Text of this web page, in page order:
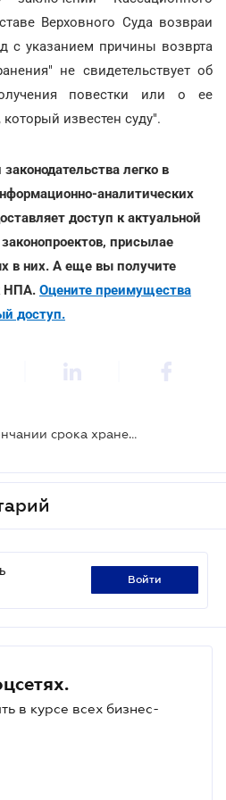
Верховного Суда возвраи
с указанием причины возврта
не свидетельствует об
повестки или о ее
известен суду".
легко в
аналитических
доступ к актуальной
присылае
в них. А еще вы получите
НПА. Оцените преимущества
доступ.
Возврат повестки "по окончании срока хранения" не свидетельствует об отказе от нее - ВС
войти
в курсе всех бизнес-